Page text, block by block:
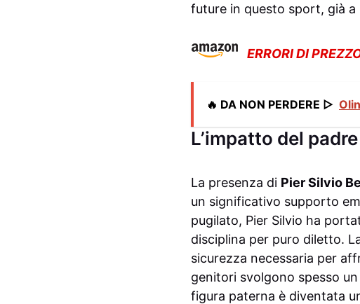
future in questo sport, già
ERRORI DI
🔥 DA NON PERDERE ▷
L’impatto del padre
La presenza di Pier Silvio
un significativo supporto
pugilato, Pier Silvio ha
disciplina per puro diletto.
sicurezza necessaria per
genitori svolgono spesso
figura paterna è diventata